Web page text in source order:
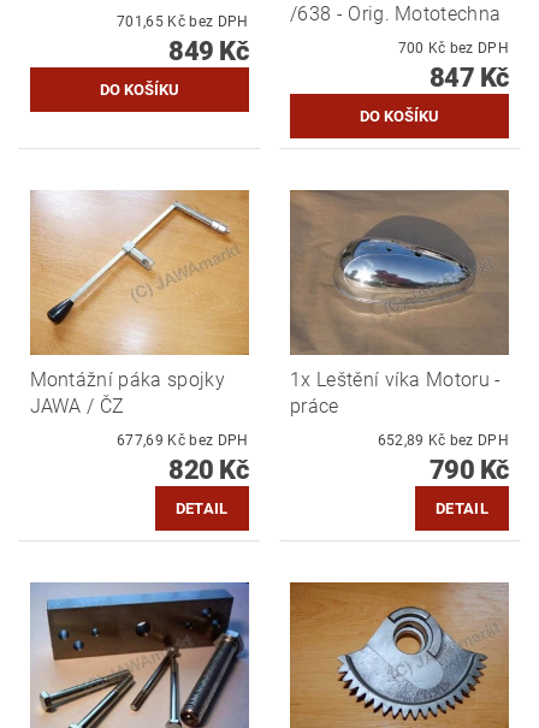
701,65 Kč bez DPH
849 Kč
/638 - Orig. Mototechna
700 Kč bez DPH
847 Kč
Montážní páka spojky
JAWA / ČZ
677,69 Kč bez DPH
820 Kč
DETAIL
1x Leštění víka Motoru -
práce
652,89 Kč bez DPH
790 Kč
DETAIL